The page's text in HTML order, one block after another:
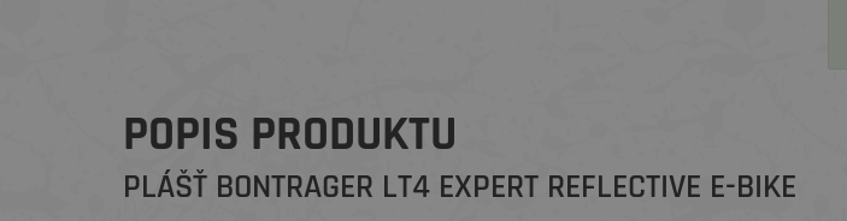
POPIS PRODUKTU
PLÁŠŤ BONTRAGER LT4 EXPERT REFLECTIVE E-BIKE